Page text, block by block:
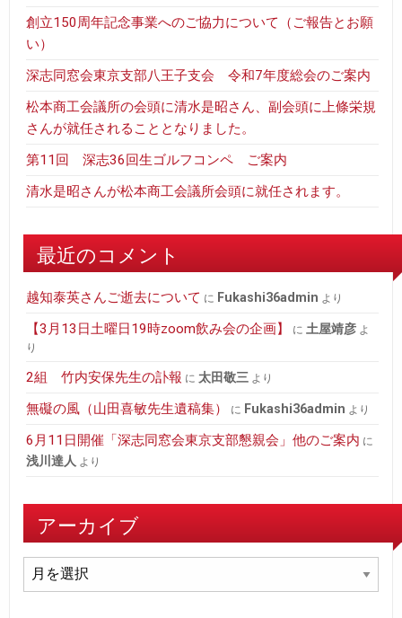
創立150周年記念事業へのご協力について（ご報告とお願
い）
深志同窓会東京支部八王子支会 令和7年度総会のご案内
松本商工会議所の会頭に清水是昭さん、副会頭に上條栄規
さんが就任されることとなりました。
第11回 深志36回生ゴルフコンペ ご案内
清水是昭さんが松本商工会議所会頭に就任されます。
最近のコメント
越知泰英さんご逝去について に fukashi36admin より
【3月13日土曜日19時zoom飲み会の企画】 に 土屋靖彦 よ
り
2組 竹内安保先生の訃報 に 太田敬三 より
無礙の風（山田喜敏先生遺稿集） に fukashi36admin より
6月11日開催「深志同窓会東京支部懇親会」他のご案内 に
浅川達人 より
アーカイブ
ー